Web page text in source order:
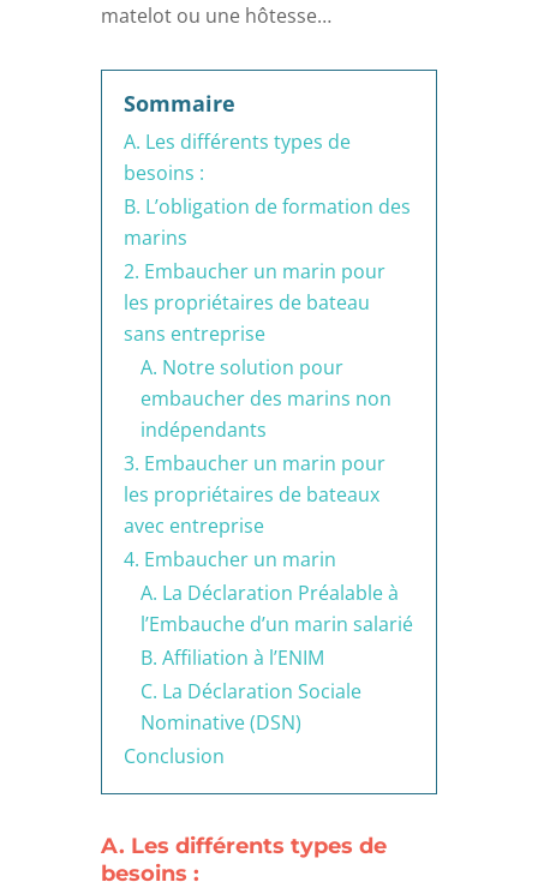
matelot ou une hôtesse…
Sommaire
A. Les différents types de
besoins :
B. L’obligation de formation des
marins
2. Embaucher un marin pour
les propriétaires de bateau
sans entreprise
A. Notre solution pour
embaucher des marins non
indépendants
3. Embaucher un marin pour
les propriétaires de bateaux
avec entreprise
4. Embaucher un marin
A. La Déclaration Préalable à
l’Embauche d’un marin salarié
B. Affiliation à l’ENIM
C. La Déclaration Sociale
Nominative (DSN)
Conclusion
A. Les différents types de
besoins :